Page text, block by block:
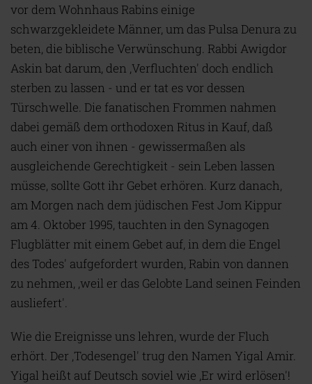
vor dem Wohnhaus Rabins einige
schwarzgekleidete Männer, um das Pulsa Denura zu
beten, die biblische Verwünschung. Rabbi Awigdor
Askin bat darum, den ‚Verfluchten' doch endlich
sterben zu lassen - und er tat es vor dessen
Türschwelle. Die fanatischen Frommen nahmen
dabei gemäß dem orthodoxen Ritus in Kauf, daß
auch einer von ihnen - gewissermaßen als
ausgleichende Gerechtigkeit - sein Leben lassen
müsse, sollte Gott ihr Gebet erhören. Kurz danach,
am Morgen nach dem jüdischen Fest Jom Kippur
am 4. Oktober 1995, tauchten in den Synagogen
Flugblätter mit einem Gebet auf, in dem die Engel
des Todes' aufgefordert wurden, Rabin von dannen
zu nehmen, ,weil er das Gelobte Land seinen Feinden
ausliefert'.
Wie die Ereignisse uns lehren, wurde der Fluch
erhört. Der ‚Todesengel' trug den Namen Yigal Amir.
Yigal heißt auf Deutsch soviel wie ,Er wird erlösen'!